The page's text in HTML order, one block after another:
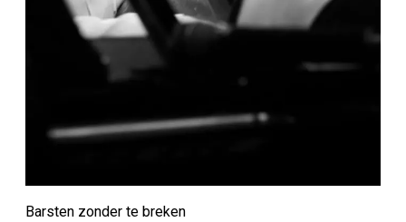
Barsten zonder te breken